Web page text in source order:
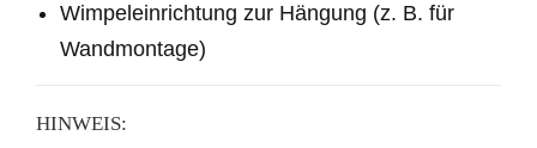
Wimpeleinrichtung zur Hängung (z. B. für
Wandmontage)
HINWEIS: